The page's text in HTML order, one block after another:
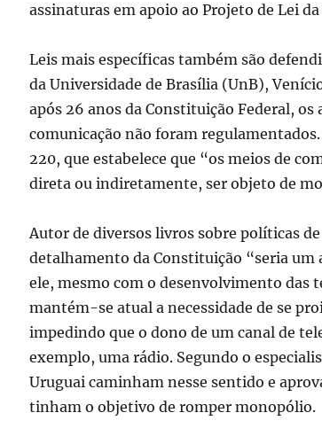
assinaturas em apoio ao Projeto de Lei
Leis mais específicas também são
da Universidade de Brasília (UnB),
após 26 anos da Constituição Federal,
comunicação não foram
220, que estabelece que “os meios de
direta ou indiretamente, ser objeto de
Autor de diversos livros sobre políticas
detalhamento da Constituição “seria
ele, mesmo com o desenvolvimento das
mantém-se atual a necessidade de se
impedindo que o dono de um canal de
exemplo, uma rádio. Segundo o
Uruguai caminham nesse sentido e
tinham o objetivo de romper monopólio.